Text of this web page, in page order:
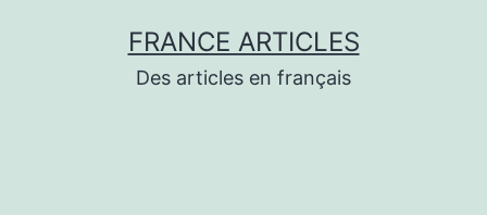
FRANCE ARTICLES
Des articles en français